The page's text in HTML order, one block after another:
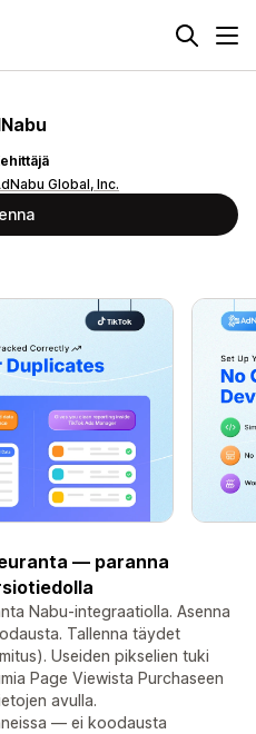
Global, Inc.
— paranna
Nabu-integraatiolla. Asenna
Tallenna täydet
Useiden pikselien tuki
Page Viewista Purchaseen
avulla.
— ei koodausta